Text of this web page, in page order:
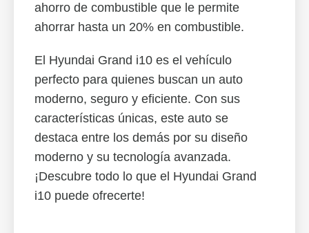
ahorro de combustible que le permite
ahorrar hasta un 20% en combustible.
El Hyundai Grand i10 es el vehículo
perfecto para quienes buscan un auto
moderno, seguro y eficiente. Con sus
características únicas, este auto se
destaca entre los demás por su diseño
moderno y su tecnología avanzada.
¡Descubre todo lo que el Hyundai Grand
i10 puede ofrecerte!